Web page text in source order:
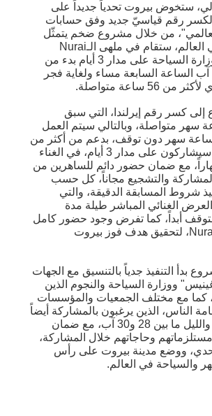
ستخوض بيروت تحدياً جديداً على
لكسر رقم قياسيّ جديد وفق حسابات
من خلال مشروع ضخم يتمثّل
بأطول سهرة في العالم، ستقام في ملهى الـNurai
بيروت، برعاية وزارة السياحة على مدار 3 أيام بدء من
مساء الاثنين 28 آب الساعة السابعة مساء ولغاية فجر
كسر رقم إيرلندا، التي سبق
54 ساعة سهر متواصلة، وبالتالي سيتم العمل
تحقيق 56 ساعة سهر دون توقف، بدعم من أكثر من
30 فنان لبنانيّ، سيشاركون على مدار 3 أيام، في الغناء
نهاراً، مع ضمان حضور دائم للساهرين من
والتشجيع مجاناً، كل حسب
شروط المسابقة الدقيقة، والتي
الغنائي المباشر طيلة مدة
أبداً، كما تفرض وجود حضور كامل
للناس داخل الـNurai، لتحقيق هدف فوز بيروت
بدأ التنفيذ جدياً بالتنسيق مع الجهات
ووزارة السياحة والنجوم الذين
كما مع مختلف الجمعيات والمؤسسات
الناس، الذين يرغبون بالمشاركة أيضاً
على مدار النهار والليل ما بين 28 و30 آب، مع ضمان
وحاجاتهم خلال المشاركة،
ووضع مدينة بيروت على رأس
والسياحة في العالم.